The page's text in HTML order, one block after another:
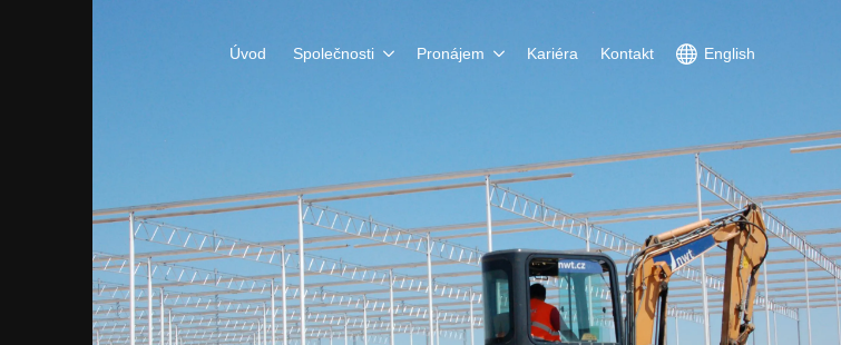
Úvod Společnosti Pronájem Kariéra Kontakt English